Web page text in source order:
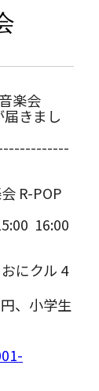
楽会
届きまし
R-POP
16:00
にクル 4
、小学生